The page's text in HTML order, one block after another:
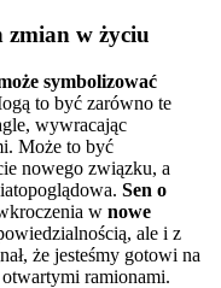
zmian w życiu
symbolizować
to być zarówno te
wywracając
Może to być
nowego związku, a
Sen o
w nowe
ale i z
że jesteśmy gotowi na
ramionami.